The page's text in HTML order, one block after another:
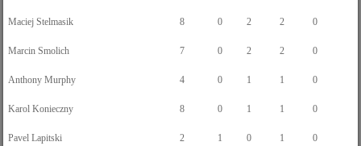
Maciej Stelmasik 8 0 2 2 0
Marcin Smolich 7 0 2 2 0
Anthony Murphy 4 0 1 1 0
Karol Konieczny 8 0 1 1 0
Pavel Lapitski 2 1 0 1 0